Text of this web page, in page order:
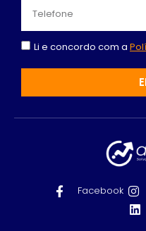
Li e concordo com a
Facebook